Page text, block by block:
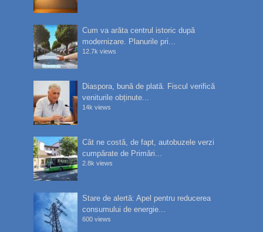
Cum va arăta centrul istoric după
modernizare. Planurile pri...
12.7k views
Diaspora, bună de plată. Fiscul verifică
veniturile obținute...
14k views
Cât ne costă, de fapt, autobuzele verzi
cumpărate de Primări...
2.8k views
Stare de alertă: Apel pentru reducerea
consumului de energie...
600 views